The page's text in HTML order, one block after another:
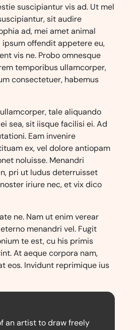
suscipiantur vis ad. Ut mel
sit audire
ad, mei amet animal
ipsum offendit appetere eu,
vis ne. Probo omnesque
temporibus ullamcorper,
consectetuer, habemus
tale aliquando
sea, sit iisque facilisi ei. Ad
Eam invenire
ex, vel dolore antiopam
noluisse. Menandri
pri ut ludus deterruisset
iriure nec, et vix dico
ne. Nam ut enim verear
menandri vel. Fugit
te est, cu his primis
At aeque corpora nam,
eos. Invidunt reprimique ius
an artist to draw freely